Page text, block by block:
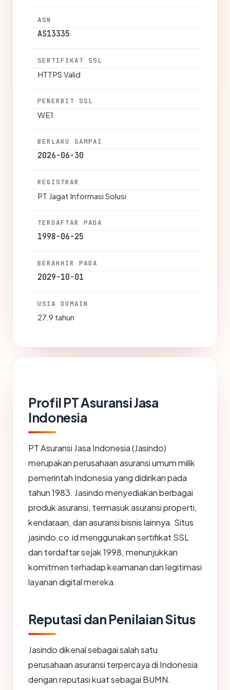
ASN
AS13335
SERTIFIKAT SSL
HTTPS Valid
PENERBIT SSL
WE1
BERLAKU SAMPAI
2026-06-30
REGISTRAR
PT Jagat Informasi Solusi
TERDAFTAR PADA
1998-06-25
BERAKHIR PADA
2029-10-01
USIA DOMAIN
27.9 tahun
Profil PT Asuransi Jasa
Indonesia
PT Asuransi Jasa Indonesia (Jasindo)
merupakan perusahaan asuransi umum milik
pemerintah Indonesia yang didirikan pada
tahun 1983. Jasindo menyediakan berbagai
produk asuransi, termasuk asuransi properti,
kendaraan, dan asuransi bisnis lainnya. Situs
jasindo.co.id menggunakan sertifikat SSL
dan terdaftar sejak 1998, menunjukkan
komitmen terhadap keamanan dan legitimasi
layanan digital mereka.
Reputasi dan Penilaian Situs
Jasindo dikenal sebagai salah satu
perusahaan asuransi terpercaya di Indonesia
dengan reputasi kuat sebagai BUMN.